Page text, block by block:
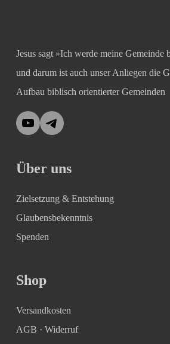
Jesus sagt »Ich werde meine Gemeinde
und darum ist auch unser Anliegen die
Aufbau biblisch orientierter Gemeinden
YouTubeTelegram
Über uns
Zielsetzung & Entstehung
Glaubensbekenntnis
Spenden
Shop
Versandkosten
AGB · Widerruf